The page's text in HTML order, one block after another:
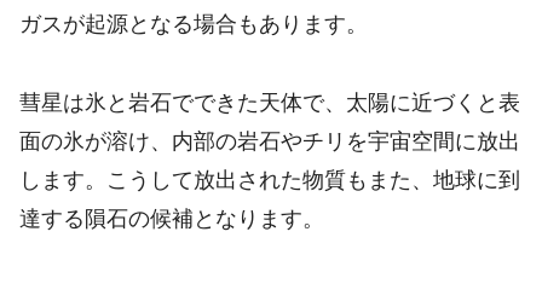
ガスが起源となる場合もあります。
彗星は氷と岩石でできた天体で、太陽に近づくと表
面の氷が溶け、内部の岩石やチリを宇宙空間に放出
します。こうして放出された物質もまた、地球に到
達する隕石の候補となります。